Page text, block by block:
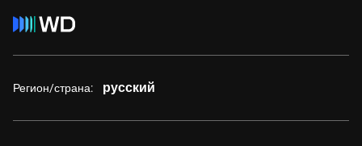
Регион/страна: русский